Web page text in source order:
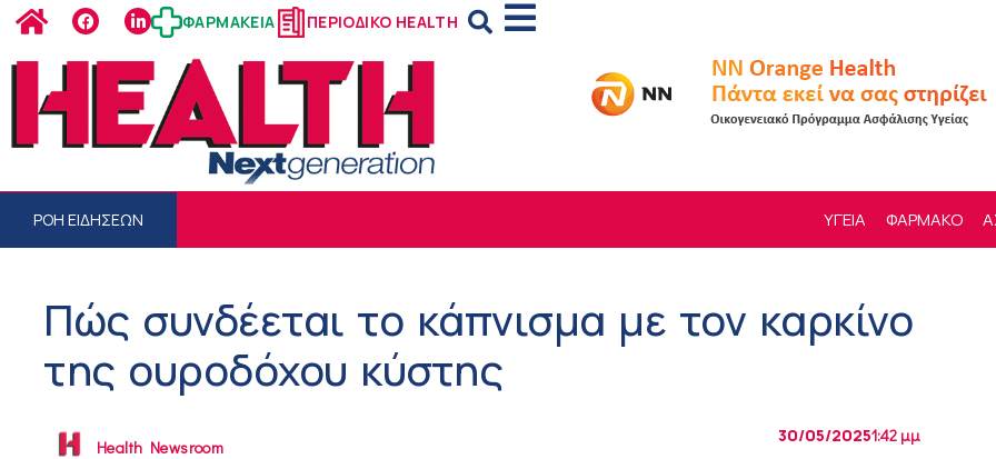
ΦΑΡΜΑΚΕΙΑ ΠΕΡΙΟΔΙΚΟ HEALTH
ΡΟΗ ΕΙΔΗΣΕΩΝ ΥΓΕΙΑ ΦΑΡΜΑΚΟ
Πώς συνδέεται το κάπνισμα με τον καρκίνο
της ουροδόχου κύστης
Health Newsroom
30/05/20251:42 μμ